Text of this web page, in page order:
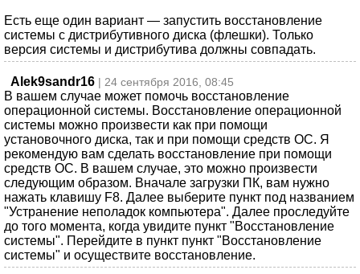
Есть еще один вариант — запустить восстановление
системы с дистрибутивного диска (флешки). Только
версия системы и дистрибутива должны совпадать.
Alek9sandr16 | 24 сентября 2016, 08:45
В вашем случае может помочь восстановление
операционной системы. Восстановление операционной
системы можно произвести как при помощи
установочного диска, так и при помощи средств ОС. Я
рекомендую вам сделать восстановление при помощи
средств ОС. В вашем случае, это можно произвести
следующим образом. Вначале загрузки ПК, вам нужно
нажать клавишу F8. Далее выберите пункт под названием
"Устранение неполадок компьютера". Далее проследуйте
до того момента, когда увидите пункт "Восстановление
системы". Перейдите в пункт пункт "Восстановление
системы" и осуществите восстановление.